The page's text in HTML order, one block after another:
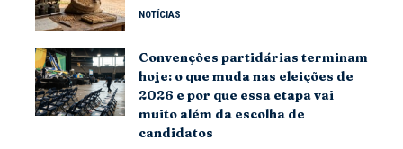
NOTÍCIAS
Convenções partidárias terminam
hoje: o que muda nas eleições de
2026 e por que essa etapa vai
muito além da escolha de
candidatos